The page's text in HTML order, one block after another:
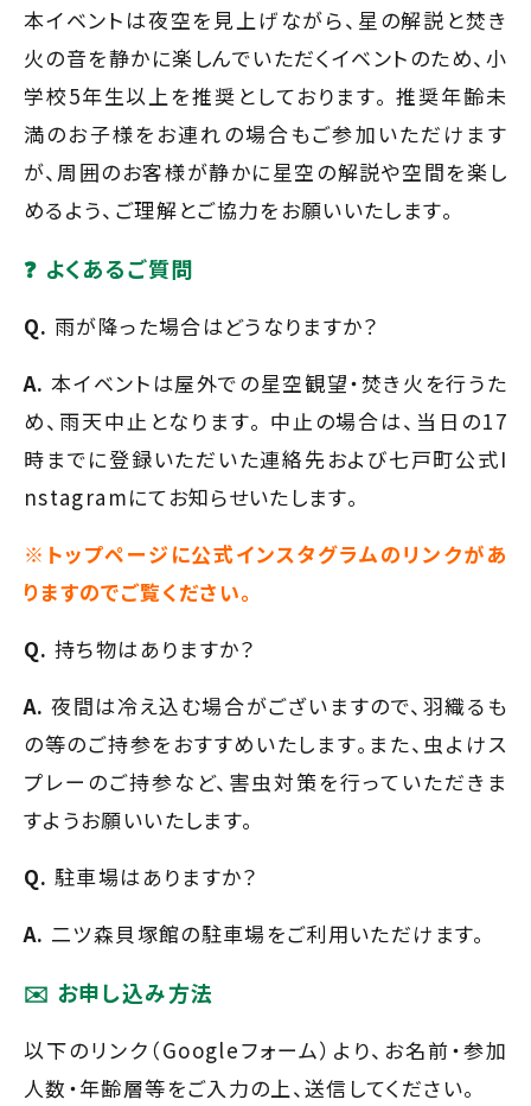
本イベントは夜空を見上げながら、星の解説と焚き
火の音を静かに楽しんでいただくイベントのため、小
学校5年生以上を推奨としております。 推奨年齢未
満のお子様をお連れの場合もご参加いただけます
が、周囲のお客様が静かに星空の解説や空間を楽し
めるよう、ご理解とご協力をお願いいたします。
❓ よくあるご質問
Q. 雨が降った場合はどうなりますか？
A. 本イベントは屋外での星空観望・焚き火を行うた
め、雨天中止となります。 中止の場合は、当日の17
時までに登録いただいた連絡先および七戸町公式I
nstagramにてお知らせいたします。
※トップページに公式インスタグラムのリンクがあ
りますのでご覧ください。
Q. 持ち物はありますか？
A. 夜間は冷え込む場合がございますので、羽織るも
の等のご持参をおすすめいたします。また、虫よけス
プレーのご持参など、害虫対策を行っていただきま
すようお願いいたします。
Q. 駐車場はありますか？
A. 二ツ森貝塚館の駐車場をご利用いただけます。
✉️ お申し込み方法
以下のリンク（Googleフォーム）より、お名前・参加
人数・年齢層等をご入力の上、送信してください。